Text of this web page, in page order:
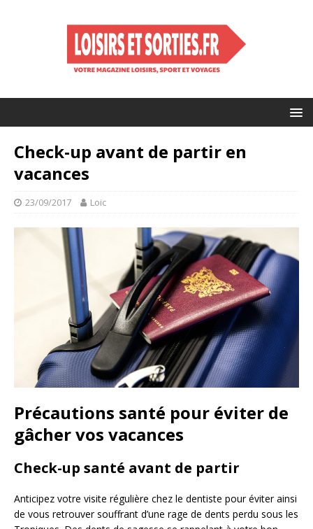
Check-up avant de partir en
vacances
23/09/2017 Loic
Précautions santé pour éviter de
gâcher vos vacances
Check-up santé avant de partir
Anticipez votre visite régulière chez le dentiste pour éviter ainsi
de vous retrouver souffrant d’une rage de dents perdu sous les